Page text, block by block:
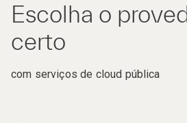
Escolha o
certo
com serviços de cloud pública